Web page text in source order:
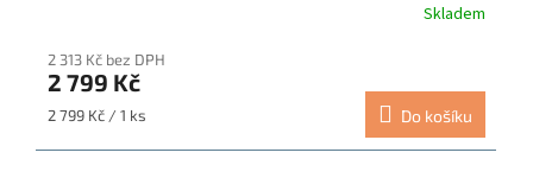
produktu
je
5,0
5
Skladem
2 313 Kč bez DPH
2 799 Kč
Měrná
2 799 Kč / 1 ks Do košíku